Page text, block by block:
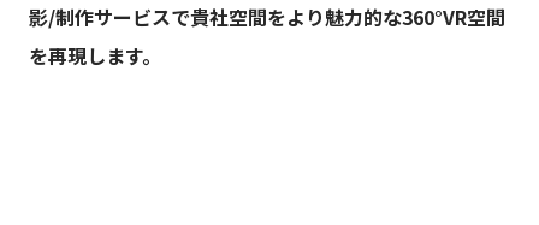
影/制作サービスで貴社空間をより魅力的な360°VR空間
を再現します。